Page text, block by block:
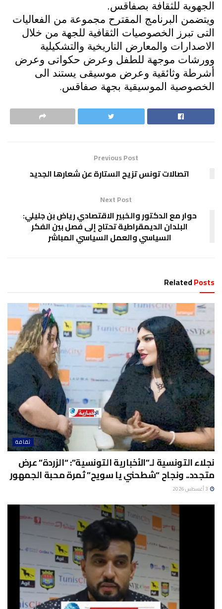
الجهوية للثقافة بصفاقس.
ويتضمن البرنامج المقترح مجموعة من الفعاليات
التى تبرز الخصوصيات الثقافية للجهة من خلال
الاصدارات والمعارض التاريخية والتشكيلية
وورشات موجهة للطفل وعرض حكواتى وعرض
أشرطة وثائقية وعرض موسيقى يستند الى
الخصوصية الموسيقية بجهة صفاقس.
Previous Post
اتصالات تونس تزيح الستارة عن شعارها الجديد
Next Post
حوار مع الدكتور والخبير الاقتصادي رياض بن جليلي:
البلدان الديمقراطية تحتاج إلى فصل بين الفكر
السياسي والعمل السياسي المباشر
RelatedPosts
ثقافة
نجلاء التونسية لـ”الأخبارية التونسية”: “الزردة” عرض
متجدد.. ونجاح “شطحني يا سويح” ثمرة محبة الجمهور